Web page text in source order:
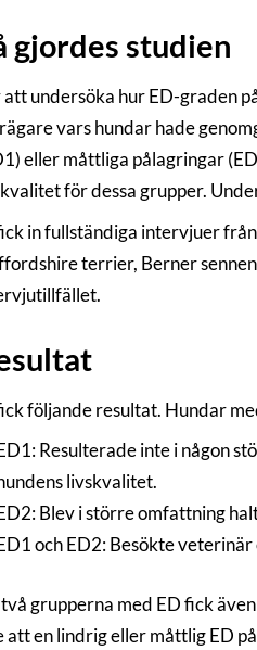
gjordes studien
att undersöka hur ED-graden
vars hundar hade
eller måttliga pålagringar
för dessa grupper.
in fullständiga intervjuer
terrier, Berner
följande resultat. Hundar
Resulterade inte i någon
livskvalitet.
Blev i större omfattning
och ED2: Besökte
grupperna med ED fick
att en lindrig eller måttlig ED